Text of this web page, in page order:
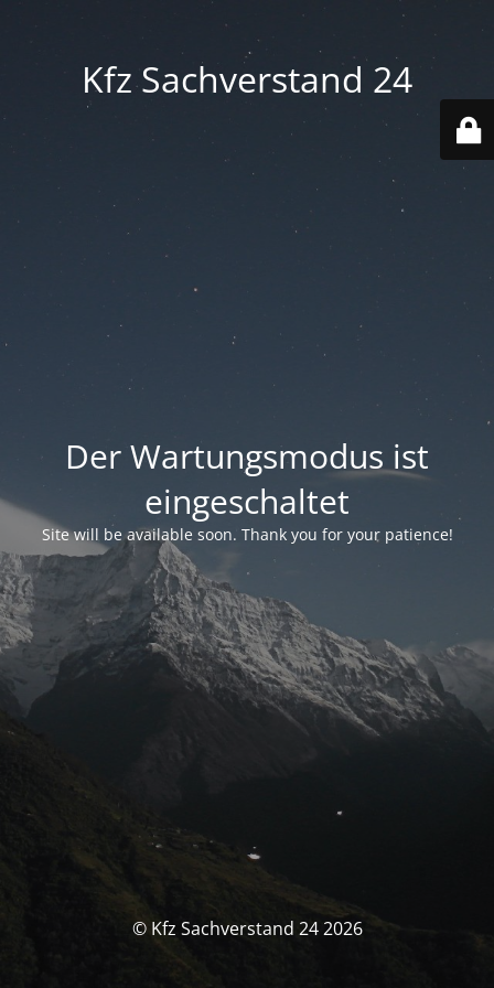
Kfz Sachverstand 24
Der Wartungsmodus ist
eingeschaltet
Site will be available soon. Thank you for your patience!
© Kfz Sachverstand 24 2026